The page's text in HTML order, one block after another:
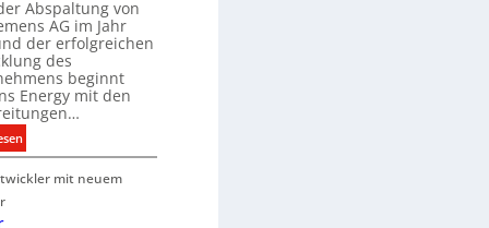
P
Abspaltung von
AG im Jahr
der erfolgreichen
des
beginnt
Energy mit den
:
S
i
mit neuem